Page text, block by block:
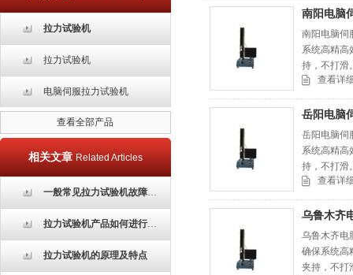
拉力试验机
拉力试验机
电脑伺服拉力试验机
查看全部产品
相关文章 Related Articles
一般常见拉力试验机故障处理方法
拉力试验机产品如何进行校正
拉力试验机的原理及特点
南阳电脑
南阳电脑伺
系统高精高
持，不打滑
查看详
岳阳电脑
岳阳电脑伺
系统高精高
持，不打滑
查看详
乌鲁木齐
乌鲁木齐电
确保系统高
夹持，不打